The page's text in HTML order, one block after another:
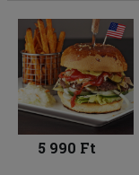
5 990 Ft